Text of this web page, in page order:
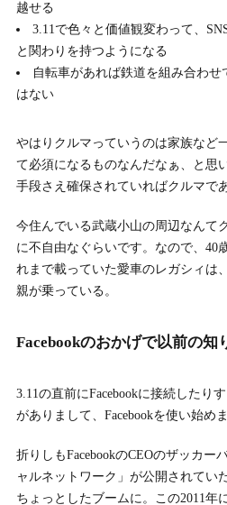
越せる
3.11で色々と価値観変わって、
と関わりを持つようになる
自転車があれば鉄道を組み合わせ
はない
やはりクルマっていうのは家族など
て必須になるものなんだなぁ、と思
手段さえ確保されていればクルマで
今住んでいる武蔵小山の周辺なんて
に不自由なぐらいです。なので、40
れまで載っていた愛車のレガシィは
親が乗っている。
Facebookのおかげで以前の知
3.11の直前にFacebookに接続したり
がありまして、Facebookを使い始めま
折りしもFacebookのCEOのザッカー
ャルネットワーク」が公開されてい
ちょっとしたブームに。この2011年